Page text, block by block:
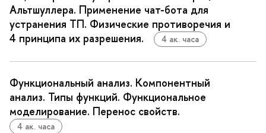
Альтшуллера. Применение чат-бота для
устранения ТП. Физические противоречия и
4 принципа их разрешения.
4 ак. часа
Функциональный анализ. Компонентный
анализ. Типы функций. Функциональное
моделирование. Перенос свойств.
4 ак. часа